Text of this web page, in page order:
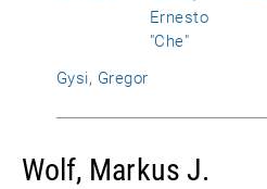
Ernesto
"Che"
Gysi, Gregor
Wolf, Markus J.